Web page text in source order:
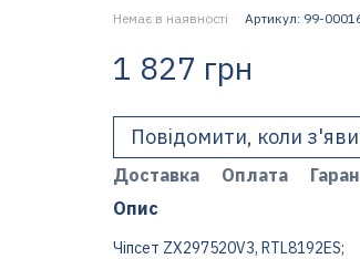
Немає в наявності Артикул: 99-
1 827 грн
Повідомити, коли
Доставка Оплата
Опис
Чіпсет ZX297520V3, RTL8192ES;